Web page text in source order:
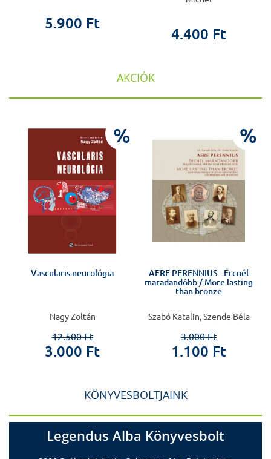
5.900 Ft
4.400 Ft
AKCIÓK
%
Vascularis neurológia
Nagy Zoltán
12.500 Ft
3.000 Ft
%
AERE PERENNIUS - Ércnél
maradandóbb / More lasting
than bronze
Szabó Katalin, Szende Béla
3.000 Ft
1.100 Ft
KÖNYVESBOLTJAINK
Legendus Alba Könyvesbolt